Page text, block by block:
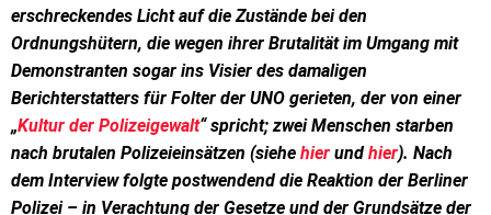
erschreckendes Licht auf die Zustände bei den
Ordnungshütern, die wegen ihrer Brutalität im Umgang mit
Demonstranten sogar ins Visier des damaligen
Berichterstatters für Folter der UNO gerieten, der von einer
„Kultur der Polizeigewalt“ spricht; zwei Menschen starben
nach brutalen Polizeieinsätzen (siehe hier und hier). Nach
dem Interview folgte postwendend die Reaktion der Berliner
Polizei – in Verachtung der Gesetze und der Grundsätze der